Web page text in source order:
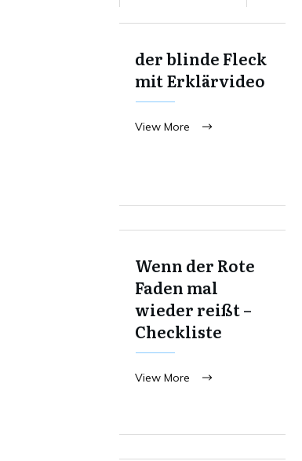
der blinde Fleck
mit Erklärvideo
View More
Wenn der Rote
Faden mal
wieder reißt –
Checkliste
View More